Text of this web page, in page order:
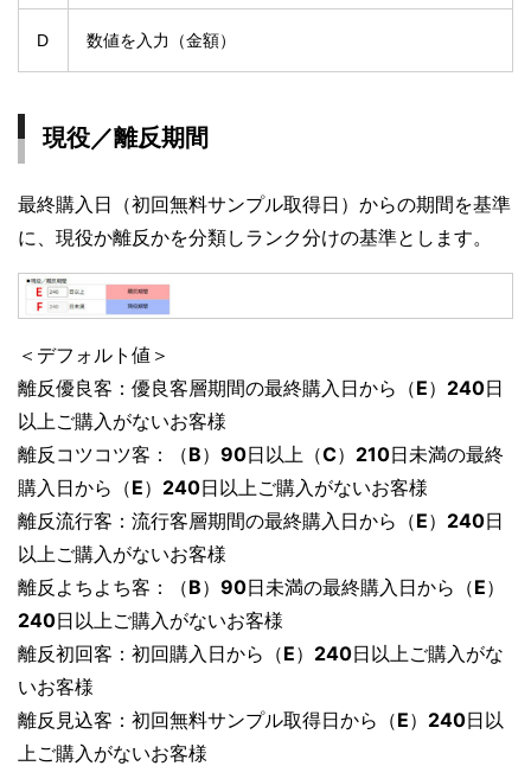
D 数値を入力（金額）
現役／離反期間
最終購入日（初回無料サンプル取得日）からの期間を基準
に、現役か離反かを分類しランク分けの基準とします。
＜デフォルト値＞
離反優良客：優良客層期間の最終購入日から（E） 240日
以上ご購入がないお客様
離反コツコツ客：（B） 90日以上（C） 210日未満の最終
購入日から（E） 240日以上ご購入がないお客様
離反流行客：流行客層期間の最終購入日から（E） 240日
以上ご購入がないお客様
離反よちよち客：（B） 90日未満の最終購入日から（E）
240日以上ご購入がないお客様
離反初回客：初回購入日から（E） 240日以上ご購入がな
いお客様
離反見込客：初回無料サンプル取得日から（E） 240日以
上ご購入がないお客様